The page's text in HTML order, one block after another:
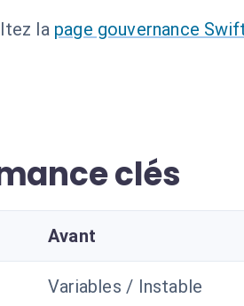
la page gouvernance
clés
Avant
Variables / Instable